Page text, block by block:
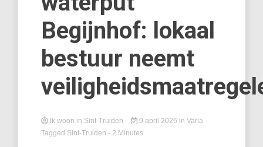
Begijnhof: lokaal
bestuur neemt
Ik woon in Sint-Truiden 9 april 2026 in Varia
Tagged Sint-Truiden - 2 Minutes